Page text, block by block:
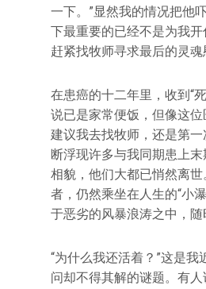
一下。”显然我的情况把他
下最重要的已经不是为我
赶紧找牧师寻求最后的灵魂
在患癌的十二年里，收到“
说已是家常便饭，但像这
建议我去找牧师，还是第
断浮现许多与我同期患上
相貌，他们大都已悄然离
者，仍然乘坐在人生的“小
于恶劣的风暴浪涛之中，随
“为什么我还活着？”这是我
问却不得其解的谜题。有